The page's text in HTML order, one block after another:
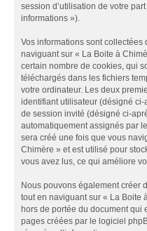
session d’utilisation de votre
informations »).
Vos informations sont
naviguant sur « La Boite à
certain nombre de cookies, qui
téléchargés dans les fichiers
votre ordinateur. Les deux
identifiant utilisateur (désigné
de session invité (désigné ci-
automatiquement assignés par
sera créé une fois que vous
Chimère » et est utilisé pour
vous avez lus, ce qui améliore
Nous pouvons également créer
tout en naviguant sur « La Boite
hors de portée du document qui
pages créées par le logiciel